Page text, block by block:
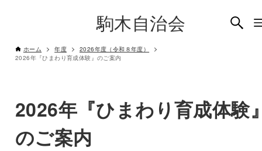
駒木自治会
ホーム 年度
2026年度（令和８年度）
2026年『ひまわり育成体験』のご案内
2026年『ひまわり育成体験
のご案内